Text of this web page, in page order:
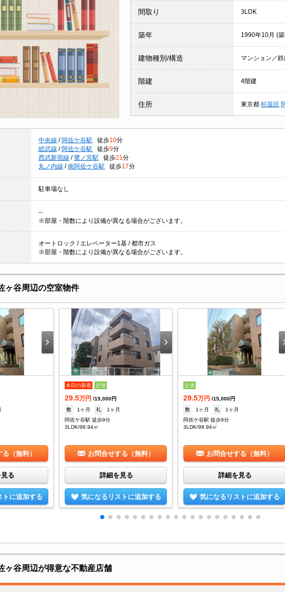
間取り 3LDK
築年 1990年10月 (
建物種別/構造 マンション／
階建 4階建
住所 東京都 杉並区
中央線 / 阿佐ケ谷駅 徒歩10分
総武線 / 阿佐ケ谷駅 徒歩9分
西武新宿線 / 鷺ノ宮駅 徒歩21 分
丸ノ内線 / 南阿佐ケ谷駅 徒歩17分
駐車場なし
--
※部屋・階数により設備が異なる場合がございます。
オートロック / エレベーター1基 / 都市ガス
※部屋・階数により設備が異なる場合がございます。
ヶ谷周辺の空室物件
（無料）
る
トに追加する
本日の新着 定借
29.5万円 /15,000円
敷
1ヶ月 礼
1ヶ月
阿佐ケ谷駅 徒歩9分
3LDK/98.94㎡
お問合せする（無料）
詳細を見る
気になるリストに追加する
定借
29.5万円 /15,000円
敷
1ヶ月 礼
1ヶ月
阿佐ケ谷駅 徒歩9分
3LDK/98.94㎡
お問合せする（無料）
詳細を見る
気になるリストに追加する
ヶ谷周辺が得意な不動産店舗